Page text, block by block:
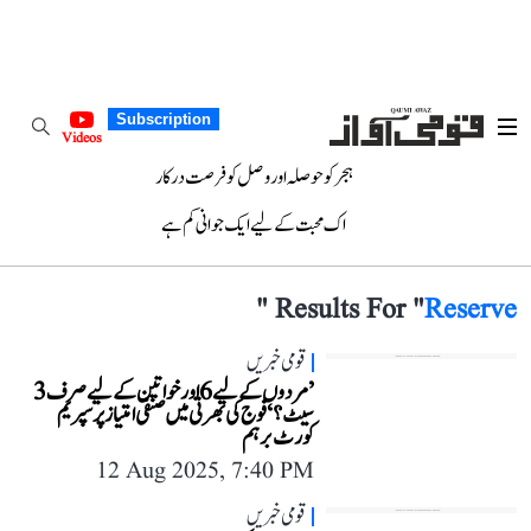
Subscription
Videos
ہجر کو حوصلہ اور وصل کو فرصت درکار
اک محبت کے لیے ایک جوانی کم ہے
Results For "Reserve
"
قومی خبریں
’مردوں کے لیے 6 اور خواتین کے لیے صرف 3
سیٹ؟‘ فوج کی بھرتی میں صنفی امتیاز پر سپریم
کورٹ برہم
12 Aug 2025, 7:40 PM
قومی خبریں